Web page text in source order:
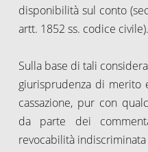
disponibilità sul conto
artt. 1852 ss. codice civile).
Sulla base di tali
giurisprudenza di merito
cassazione, pur con
da parte dei
revocabilità